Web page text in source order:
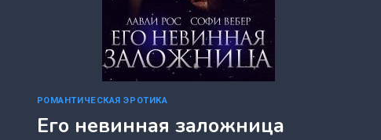
РОМАНТИЧЕСКАЯ ЭРОТИКА
Его невинная заложница